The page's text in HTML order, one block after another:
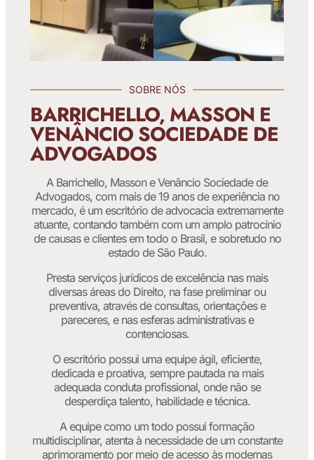
SOBRE NÓS
BARRICHELLO, MASSON E
VENÂNCIO SOCIEDADE DE
ADVOGADOS
A Barrichello, Masson e Venâncio Sociedade de
Advogados, com mais de 19 anos de experiência no
mercado, é um escritório de advocacia extremamente
atuante, contando também com um amplo patrocínio
de causas e clientes em todo o Brasil, e sobretudo no
estado de São Paulo.
Presta serviços jurídicos de excelência nas mais
diversas áreas do Direito, na fase preliminar ou
preventiva, através de consultas, orientações e
pareceres, e nas esferas administrativas e
contenciosas.
O escritório possui uma equipe ágil, eficiente,
dedicada e proativa, sempre pautada na mais
adequada conduta profissional, onde não se
desperdiça talento, habilidade e técnica.
A equipe como um todo possui formação
multidisciplinar, atenta à necessidade de um constante
aprimoramento por meio de acesso às modernas